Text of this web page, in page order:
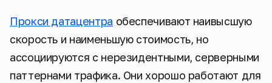
Прокси датацентра обеспечивают наивысшую
скорость и наименьшую стоимость, но
ассоциируются с нерезидентными, серверными
паттернами трафика. Они хорошо работают для